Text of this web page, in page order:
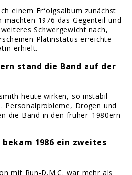
einem Erfolgsalbum zunächst
machten 1976 das Gegenteil und
Schwergewicht nach,
Platinstatus erreichte
erhielt.
stand die Band auf der
heute wirken, so instabil
Personalprobleme, Drogen und
die Band in den frühen 1980ern
bekam 1986 ein zweites
mit Run-D.M.C. war mehr als